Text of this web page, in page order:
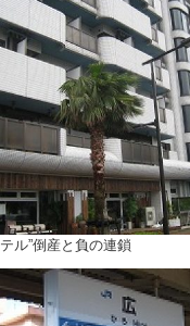
ル”倒産と負の連鎖